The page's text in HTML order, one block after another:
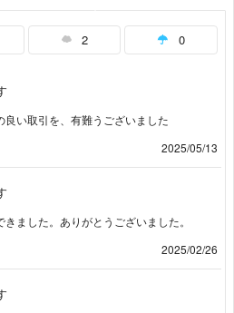
2 0
良い取引を、有難うございました
2025/05/13
ました。ありがとうございました。
2025/02/26